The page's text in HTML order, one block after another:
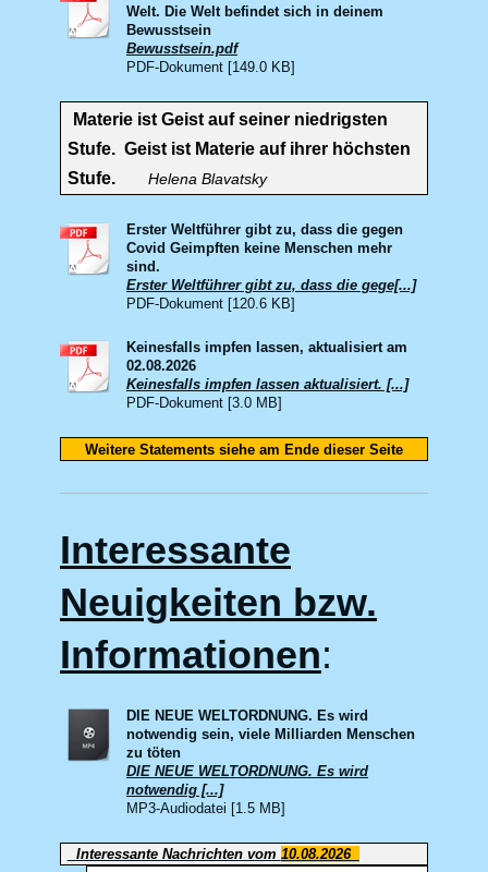
Welt. Die Welt befindet sich in deinem
Bewusstsein
Bewusstsein.pdf
PDF-Dokument [149.0 KB]
Materie ist Geist auf seiner niedrigsten
Stufe. Geist ist Materie auf ihrer höchsten
Stufe.
Helena Blavatsky
Erster Weltführer gibt zu, dass die gegen
Covid Geimpften keine Menschen mehr
sind.
Erster Weltführer gibt zu, dass die gege[...]
PDF-Dokument [120.6 KB]
Keinesfalls impfen lassen, aktualisiert am
02.08.2026
Keinesfalls impfen lassen aktualisiert. [...]
PDF-Dokument [3.0 MB]
Weitere Statements siehe am Ende dieser Seite
Interessante
Neuigkeiten bzw.
Informationen:
DIE NEUE WELTORDNUNG. Es wird
notwendig sein, viele Milliarden Menschen
zu töten
DIE NEUE WELTORDNUNG. Es wird
notwendig [...]
MP3-Audiodatei [1.5 MB]
Interessante Nachrichten vom 10.08.2026